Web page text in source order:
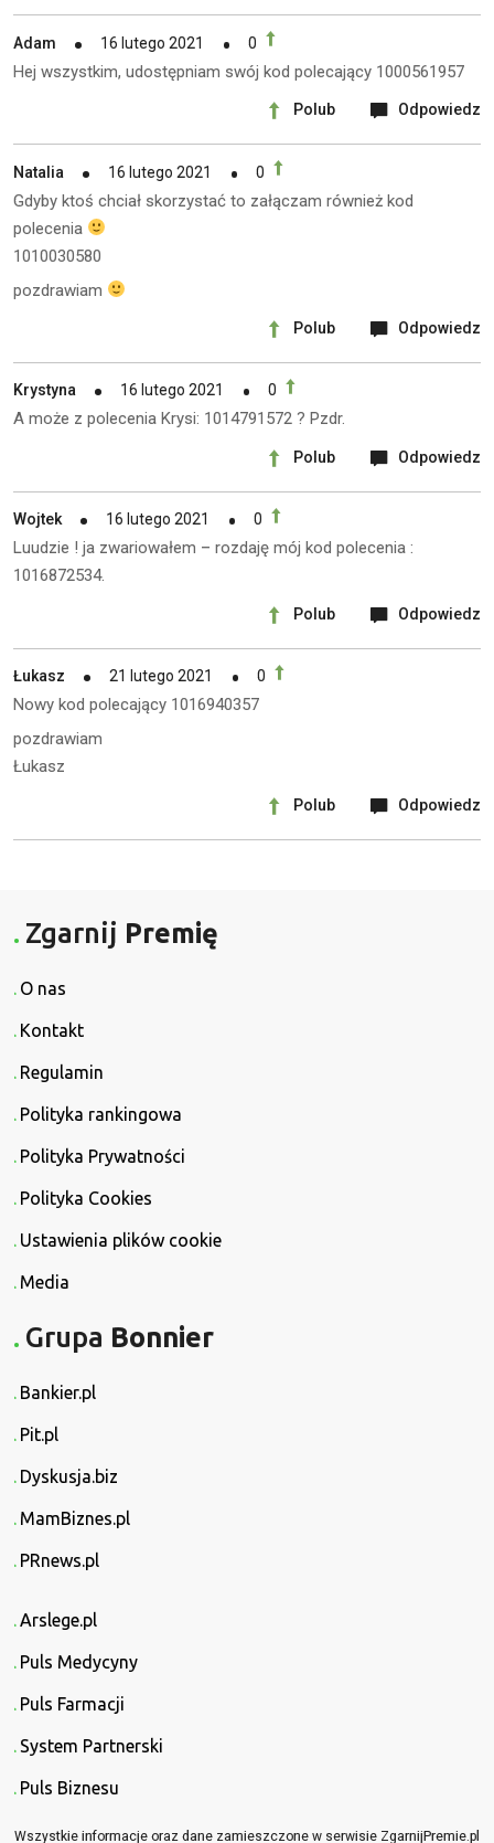
Adam 16 lutego 2021 0
Hej wszystkim, udostępniam swój kod polecający 1000561957
Polub Odpowiedz
Natalia 16 lutego 2021 0
Gdyby ktoś chciał skorzystać to załączam również kod
polecenia
1010030580
pozdrawiam
Polub Odpowiedz
Krystyna 16 lutego 2021 0
A może z polecenia Krysi: 1014791572 ? Pzdr.
Polub Odpowiedz
Wojtek 16 lutego 2021 0
Luudzie ! ja zwariowałem – rozdaję mój kod polecenia :
1016872534.
Polub Odpowiedz
Łukasz 21 lutego 2021 0
Nowy kod polecający 1016940357
pozdrawiam
Łukasz
Polub Odpowiedz
Zgarnij Premię
O nas
Kontakt
Regulamin
Polityka rankingowa
Polityka Prywatności
Polityka Cookies
Ustawienia plików cookie
Media
Grupa Bonnier
Bankier.pl
Pit.pl
Dyskusja.biz
MamBiznes.pl
PRnews.pl
Arslege.pl
Puls Medycyny
Puls Farmacji
System Partnerski
Puls Biznesu
Wszystkie informacje oraz dane zamieszczone w serwisie ZgarnijPremie.pl